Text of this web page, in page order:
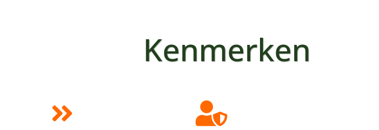
Kenmerken
 